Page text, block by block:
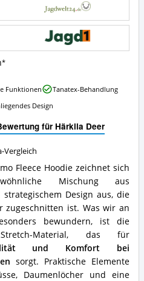
für Härkila Deer
Vergleich
Fleece Hoodie zeichnet sich
Mischung aus
Design aus, die
zugeschnitten ist. Was wir an
bewundern, ist die
Material, das für
und Komfort bei
sorgt. Praktische Elemente
Daumenlöcher und eine
Funktionen
Tanatex-Behandlung
Design